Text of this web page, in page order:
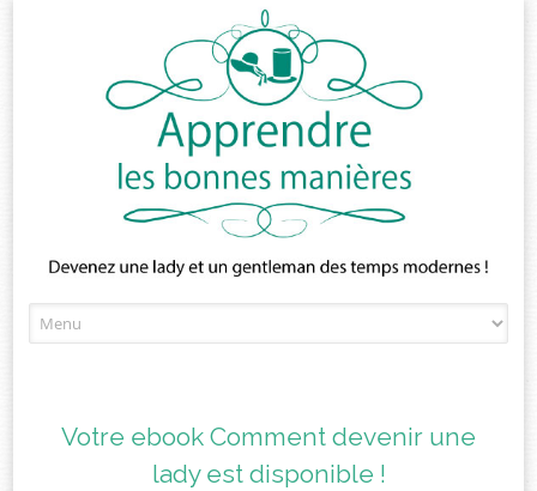
to
Votre ebook Comment devenir une
lady est disponible !